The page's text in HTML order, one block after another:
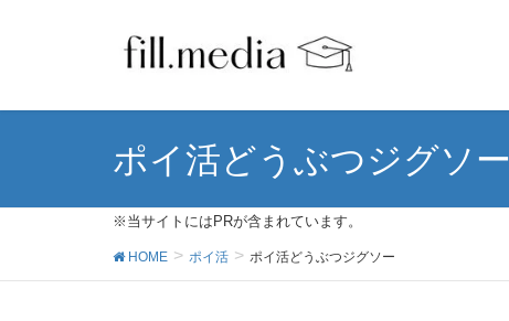
ポイ活どうぶつジグソー
※当サイトにはPRが含まれています。
HOME ポイ活 ポイ活どうぶつジグソー